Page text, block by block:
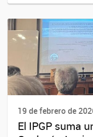
19 de febrero de
El IPGP suma